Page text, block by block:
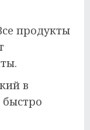
продукты
в
быстро